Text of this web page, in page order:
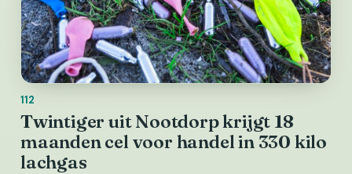
112
Twintiger uit Nootdorp krijgt 18
maanden cel voor handel in 330 kilo
lachgas